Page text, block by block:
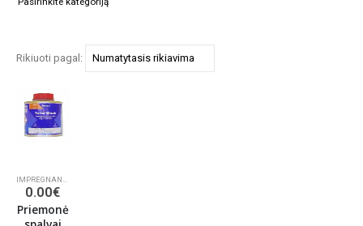
Rikiuoti pagal:
IMPREGNANTAI
0.00€
Priemonė